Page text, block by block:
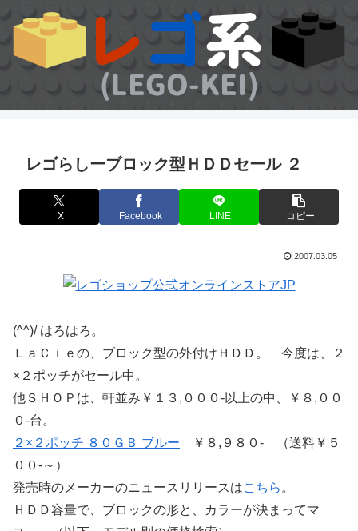
レゴらしーブロック型ＨＤＤセール ２
X Facebook LINE コピー
2007.03.05
(^^)/ はろはろ。
ＬａＣｉｅの、ブロック型の外付けＨＤＤ。 今度は、２
×２ポッチがセール中。
他ＳＨＯＰは、軒並み￥１３,０００-以上の中、￥８,００
０-台。
２×２ポッチ ８０ＧＢ ブルー ￥８,９８０- （送料￥５
００-～）
発売時のメーカーのニュースリリースはこちら 。
ＨＤＤ容量で、ブロックの形と、カラーが決まってマ